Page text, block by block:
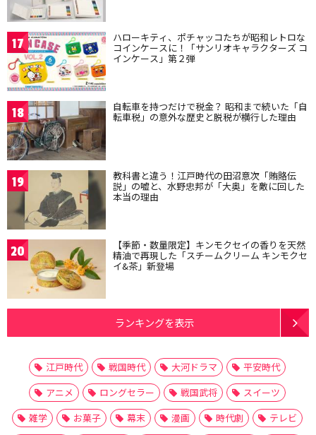
17 ハローキティ、ポチャッコたちが昭和レトロな
コインケースに！「サンリオキャラクターズ コ
インケース」第２弾
18 自転車を持つだけで税金？ 昭和まで続いた「自
転車税」の意外な歴史と脱税が横行した理由
19 教科書と違う！江戸時代の田沼意次「賄賂伝
説」の嘘と、水野忠邦が「大奥」を敵に回した
本当の理由
20 【季節・数量限定】キンモクセイの香りを天然
精油で再現した「スチームクリーム キンモクセ
イ&茶」新登場
ランキングを表示
江戸時代 戦国時代 大河ドラマ
平安時代
アニメ
ロングセラー 戦国武将
スイーツ
雑学
お菓子 幕末 漫画 時代劇
テレビ